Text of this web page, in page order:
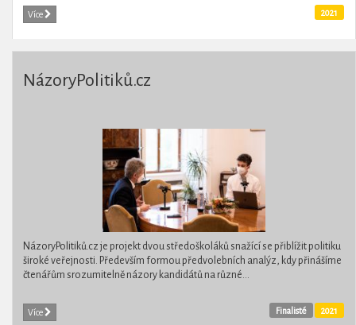
Více 2021
NázoryPolitiků.cz
NázoryPolitiků.cz je projekt dvou středoškoláků snažící se přiblížit politiku
široké veřejnosti. Především formou předvolebních analýz, kdy přinášíme
čtenářům srozumitelně názory kandidátů na různé...
Více 2021
Finalisté